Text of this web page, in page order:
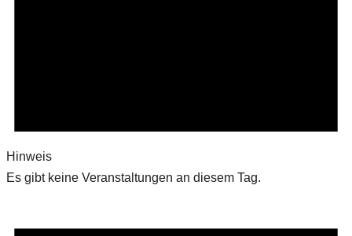
Hinweis
Es gibt keine Veranstaltungen an diesem Tag.